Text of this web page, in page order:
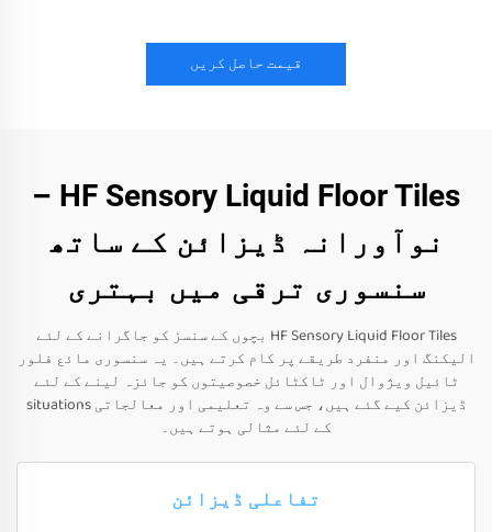
قیمت حاصل کریں
HF Sensory Liquid Floor Tiles –
نوآورانہ ڈیزائن کے ساتھ
سنسوری ترقی میں بہتری
HF Sensory Liquid Floor Tiles بچوں کے سنسز کو جاگرانے کے لئے
الیکنگ اور منفرد طریقے پر کام کرتے ہیں۔ یہ سنسوری مائع فلور
ٹائیل ویژوال اور ٹاکٹائل خصوصیتوں کو جائزہ لینے کے لئے
ڈیزائن کیے گئے ہیں، جس سے وہ تعلیمی اور معالجاتی situations
کے لئے مثالی ہوتے ہیں۔
تفاعلی ڈیزائن